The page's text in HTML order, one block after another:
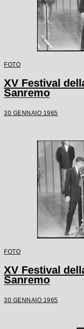
FOTO
XV Festival
Sanremo
30 GENNAIO 1965
FOTO
XV Festival
Sanremo
30 GENNAIO 1965